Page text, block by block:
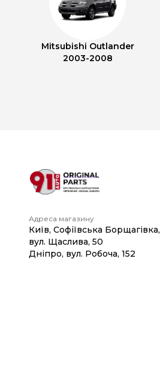
Mitsubishi Outlander
2003-2008
Адреса магазину
Київ, Софіївська Борщагівка,
вул. Щаслива, 50
Дніпро, вул. Робоча, 152